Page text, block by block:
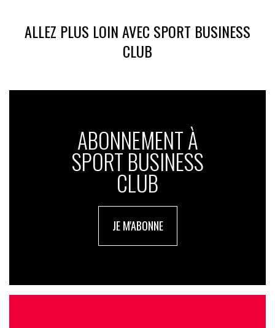
ALLEZ PLUS LOIN AVEC SPORT BUSINESS
CLUB
ABONNEMENT À
SPORT BUSINESS
CLUB
JE M'ABONNE